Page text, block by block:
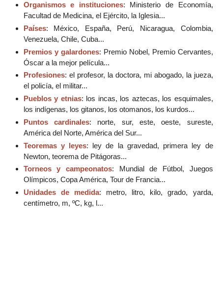
Organismos e instituciones: Ministerio de Economía,
Facultad de Medicina, el Ejército, la Iglesia...
Países: México, España, Perú, Nicaragua, Colombia,
Venezuela, Chile, Cuba...
Premios y galardones: Premio Nobel, Premio Cervantes,
Óscar a la mejor película...
Profesiones: el profesor, la doctora, mi abogado, la jueza,
el policía, el militar...
Pueblos y etnias: los incas, los aztecas, los esquimales,
los indígenas, los gitanos, los otomanos, los kurdos...
Puntos cardinales: norte, sur, este, oeste, sureste,
América del Norte, América del Sur...
Teoremas y leyes: ley de la gravedad, primera ley de
Newton, teorema de Pitágoras...
Torneos y campeonatos: Mundial de Fútbol, Juegos
Olímpicos, Copa América, Tour de Francia...
Unidades de medida: metro, litro, kilo, grado, yarda,
centímetro, m, ºC, kg, l...